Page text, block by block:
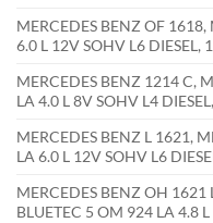
MERCEDES BENZ OF
6.0 L 12V SOHV L6 DIESEL,
MERCEDES BENZ 1214 C,
LA 4.0 L 8V SOHV L4
MERCEDES BENZ L 1621,
LA 6.0 L 12V SOHV L6
MERCEDES BENZ OH 1621
BLUETEC 5 OM 924 LA 4.8